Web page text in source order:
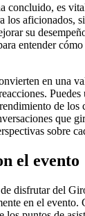
concluido, es
los aficionados,
su
entender
en una
de los
que
sobre
el evento
disfrutar del
en el evento.